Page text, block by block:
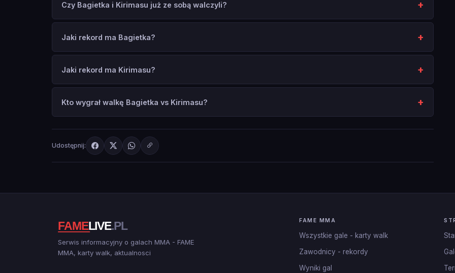
Czy Bagietka i Kirimasu już ze sobą walczyli?
Jaki rekord ma Bagietka?
Jaki rekord ma Kirimasu?
Kto wygrał walkę Bagietka vs Kirimasu?
Udostępnij:
Serwis informacyjny o galach MMA - FAME
MMA, karty walk, aktualnosci
FAME MMA
Wszystkie gale - karty walk
Zawodnicy - rekordy
Wyniki gal